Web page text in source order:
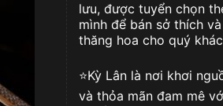
lượng
lưu, được tuyển chọn
mình để bán sở thích
thăng hoa cho quý
⭐️Kỳ Lân là nơi khơi
và thỏa mãn đam mê